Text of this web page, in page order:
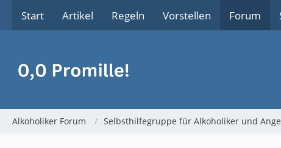
Start Artikel Regeln Vorstellen Forum
Alkoholiker Forum Selbsthilfegruppe für Alkoholiker und